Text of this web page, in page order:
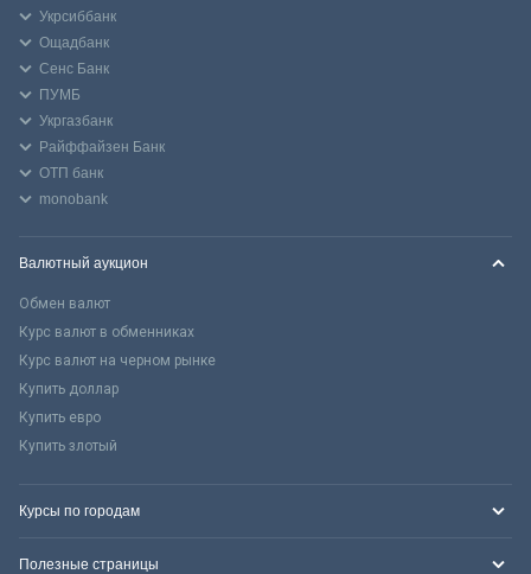
Укрсиббанк
Ощадбанк
Сенс Банк
ПУМБ
Укргазбанк
Райффайзен Банк
ОТП банк
monobank
Валютный аукцион
Обмен валют
Курс валют в обменниках
Курс валют на черном рынке
Купить доллар
Купить евро
Купить злотый
Курсы по городам
Полезные страницы